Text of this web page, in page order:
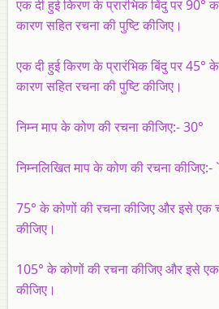
एक दी हुई किरण के प्रारंभिक बिंदु पर 90°
कारण सहित रचना की पुष्टि कीजिए।
एक दी हुई किरण के प्रारंभिक बिंदु पर 45°
कारण सहित रचना की पुष्टि कीजिए।
निम्न माप के कोण की रचना कीजिए:- 30°
निम्नलिखित माप के कोण की रचना
75° के कोणों की रचना कीजिए और इसे एक
कीजिए।
105° के कोणों की रचना कीजिए और इसे एक
कीजिए।